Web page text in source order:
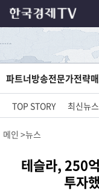
파트너방송전문가전략
TOP STORY 최신뉴스
메인 뉴스
테슬라, 250
투자